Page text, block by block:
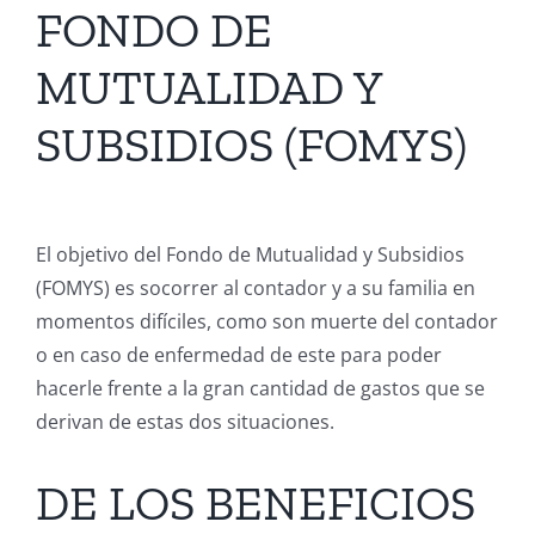
FONDO DE
MUTUALIDAD Y
SUBSIDIOS (FOMYS)
El objetivo del Fondo de Mutualidad y Subsidios
(FOMYS) es socorrer al contador y a su familia en
momentos difíciles, como son muerte del contador
o en caso de enfermedad de este para poder
hacerle frente a la gran cantidad de gastos que se
derivan de estas dos situaciones.
DE LOS BENEFICIOS